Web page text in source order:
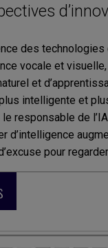
des technologies
vocale et
et
intelligente et
responsable de
d’intelligence
pour